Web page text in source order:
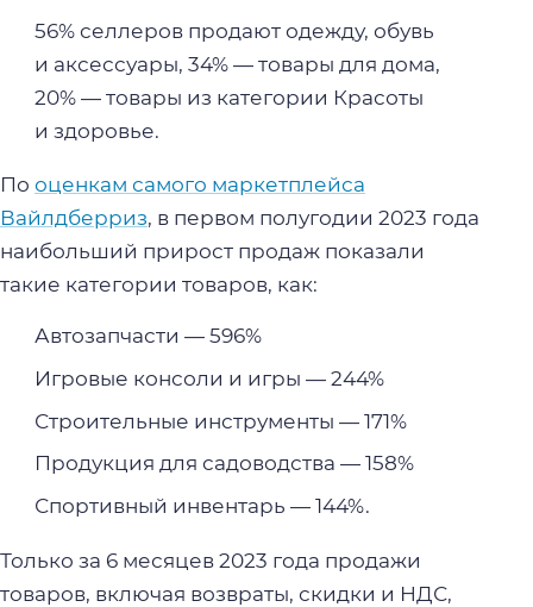
56% селлеров продают одежду, обувь
и аксессуары, 34% — товары для дома,
20% — товары из категории Красоты
и здоровье.
По оценкам самого маркетплейса
Вайлдберриз, в первом полугодии 2023 года
наибольший прирост продаж показали
такие категории товаров, как:
Автозапчасти — 596%
Игровые консоли и игры — 244%
Строительные инструменты — 171%
Продукция для садоводства — 158%
Спортивный инвентарь — 144%.
Только за 6 месяцев 2023 года продажи
товаров, включая возвраты, скидки и НДС,